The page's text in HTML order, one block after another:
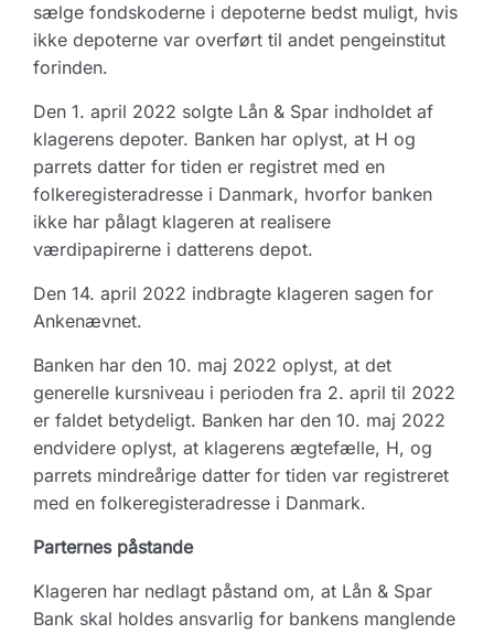
sælge fondskoderne i depoterne bedst muligt, hvis
ikke depoterne var overført til andet pengeinstitut
forinden.
Den 1. april 2022 solgte Lån & Spar indholdet af
klagerens depoter. Banken har oplyst, at H og
parrets datter for tiden er registret med en
folkeregisteradresse i Danmark, hvorfor banken
ikke har pålagt klageren at realisere
værdipapirerne i datterens depot.
Den 14. april 2022 indbragte klageren sagen for
Ankenævnet.
Banken har den 10. maj 2022 oplyst, at det
generelle kursniveau i perioden fra 2. april til 2022
er faldet betydeligt. Banken har den 10. maj 2022
endvidere oplyst, at klagerens ægtefælle, H, og
parrets mindreårige datter for tiden var registreret
med en folkeregisteradresse i Danmark.
Parternes påstande
Klageren har nedlagt påstand om, at Lån & Spar
Bank skal holdes ansvarlig for bankens manglende